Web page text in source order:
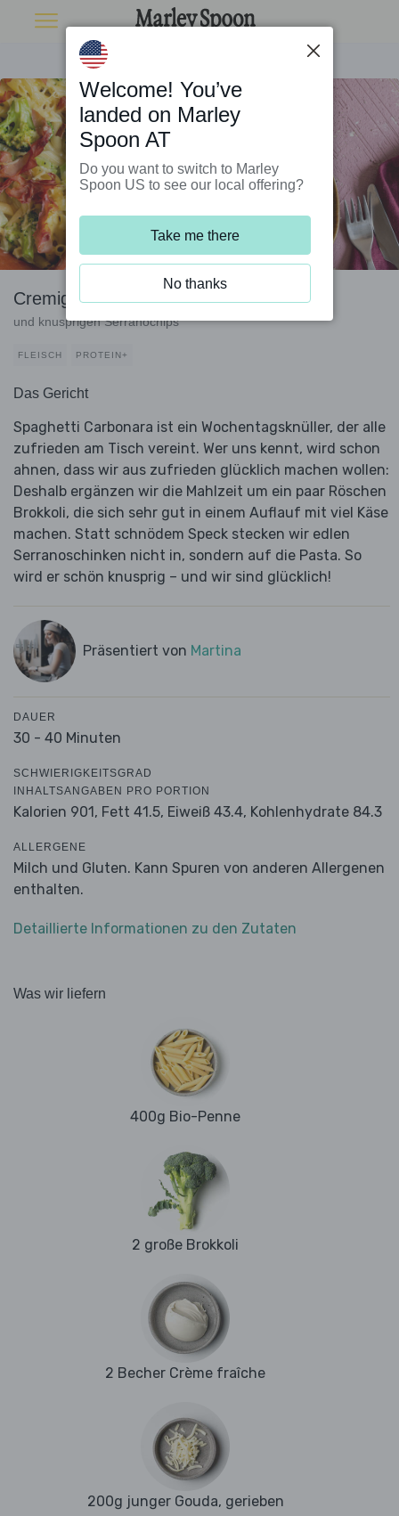
Cremiger Nudelauflauf mit Brokkoli
und knusprigen Serranochips
FLEISCH PROTEIN+
Das Gericht
Spaghetti Carbonara ist ein Wochentagsknüller, der alle
zufrieden am Tisch vereint. Wer uns kennt, wird schon
ahnen, dass wir aus zufrieden glücklich machen wollen:
Deshalb ergänzen wir die Mahlzeit um ein paar Röschen
Brokkoli, die sich sehr gut in einem Auflauf mit viel Käse
machen. Statt schnödem Speck stecken wir edlen
Serranoschinken nicht in, sondern auf die Pasta. So
wird er schön knusprig – und wir sind glücklich!
Präsentiert von Martina
DAUER
30 - 40 Minuten
SCHWIERIGKEITSGRAD
INHALTSANGABEN PRO PORTION
Kalorien 901, Fett 41.5, Eiweiß 43.4, Kohlenhydrate 84.3
ALLERGENE
Milch und Gluten. Kann Spuren von anderen Allergenen
enthalten.
Detaillierte Informationen zu den Zutaten
Was wir liefern
400g Bio-Penne
2 große Brokkoli
2 Becher Crème fraîche
200g junger Gouda, gerieben
Welcome! You’ve
landed on Marley
Spoon AT
Do you want to switch to Marley
Spoon US to see our local offering?
Take me there
No thanks